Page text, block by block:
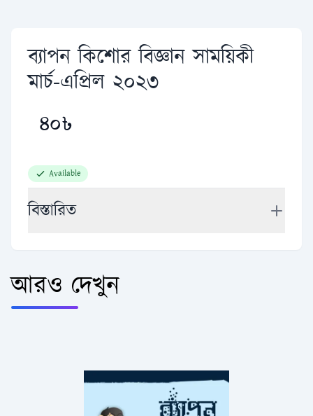
ব্যাপন কিশোর বিজ্ঞান সাময়িকী
মার্চ-এপ্রিল ২০২৩
৪০৳
Available
বিস্তারিত
ঘটনাবহুল। বাঙালির সেই গৌরবদীপ্ত, বহুল আকাঙ্ক্ষিত স্বাধীনতার
ঘোষণা এসেছিল এ মাসেই। পরাধীনতার শৃঙ্খল ভেঙে ১৯৭১
সালের ২৬শে মার্চ এদেশের মানুষ বিশ্বের বুকে সর্বপ্রথম স্বাধীন
বসন্তের কথা আসতেই মনে পড়ে গেল প্রজাপতিদের কথা। ফুলের
সুবাসে মন মাতানো বাগানে এই অতিথির দেখা নিয়মিতই মেলে।
তবে এই প্রজাপতির আগমন কীভাবে, সেটি কি আমরা জানি?
আরও দেখুন